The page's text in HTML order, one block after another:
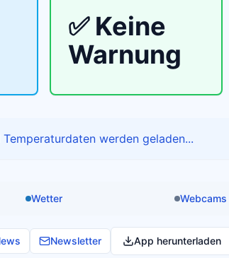
✅ Keine
Warnung
werden geladen...
Wetter Webcams
Newsletter App herunterladen